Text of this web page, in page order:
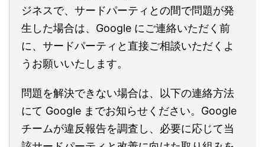
ジネスで、サードパーティとの間で問題が発
生した場合は、Google にご連絡いただく前
に、サードパーティと直接ご相談いただくよ
うお願いいたします。
問題を解決できない場合は、以下の連絡方法
にて Google までお知らせください。Google
チームが違反報告を調査し、必要に応じて当